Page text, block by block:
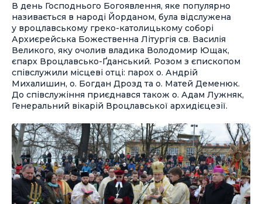
В день Господнього Богоявлення, яке популярно
називається в народі Йорданом, була відслужена
у вроцлавському греко-католицькому соборі
Архиєрейська Божественна Літургія св. Василія
Великого, яку очолив владика Володомир Ющак,
єпарх Вроцлавсько-Ґданський. Розом з єпископом
співслужили місцеві отці: парох о. Андрій
Михалишин, о. Богдан Дрозд та о. Матей Деменюк.
До співслужіння приєднався також о. Адам Лужняк,
Генеральний вікарій Вроцлавської архидієцезії.